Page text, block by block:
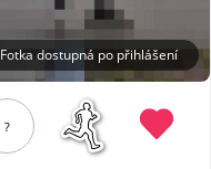
Fotka dostupná po přihlášení
?